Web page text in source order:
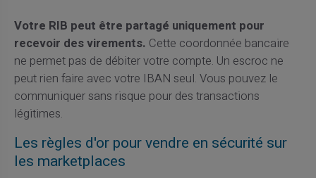
Votre RIB peut être partagé uniquement pour
recevoir des virements. Cette coordonnée bancaire
ne permet pas de débiter votre compte. Un escroc ne
peut rien faire avec votre IBAN seul. Vous pouvez le
communiquer sans risque pour des transactions
légitimes.
Les règles d'or pour vendre en sécurité sur
les marketplaces